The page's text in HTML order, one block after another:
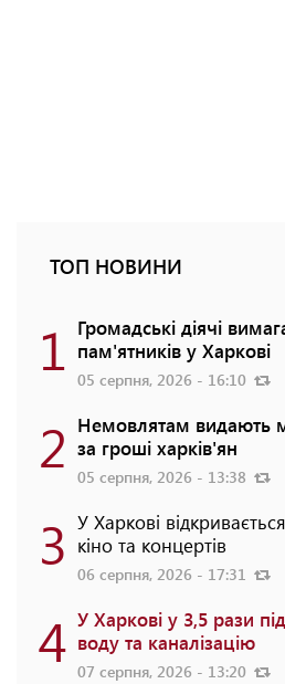
ТОП НОВИНИ
1 Громадські діячі
пам'ятників у Харкові
05 серпня, 2026 - 16:10
2 Немовлятам видають
за гроші харків'ян
05 серпня, 2026 - 13:38
3 У Харкові
кіно та концертів
06 серпня, 2026 - 17:31
4 У Харкові у 3,5 рази
воду та каналізацію
07 серпня, 2026 - 13:20